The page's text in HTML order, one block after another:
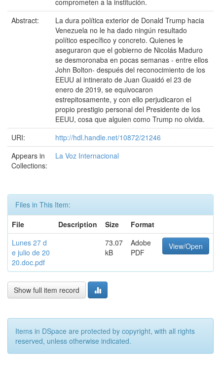
comprometen a la institución.
Abstract:
La dura política exterior de Donald Trump hacia
Venezuela no le ha dado ningún resultado
político específico y concreto. Quienes le
aseguraron que el gobierno de Nicolás Maduro
se desmoronaba en pocas semanas - entre ellos
John Bolton- después del reconocimiento de los
EEUU al intinerato de Juan Guaidó el 23 de
enero de 2019, se equivocaron
estrepitosamente, y con ello perjudicaron el
propio prestigio personal del Presidente de los
EEUU, cosa que alguien como Trump no olvida.
URI:
http://hdl.handle.net/10872/21246
Appears in
Collections:
La Voz Internacional
Files in This Item:
File
Description Size
Format
Lunes 27 d
e julio de 20
20.doc.pdf
73.07
kB
Adobe
PDF
View/Open
Show full item record
Items in DSpace are protected by copyright, with all rights
reserved, unless otherwise indicated.